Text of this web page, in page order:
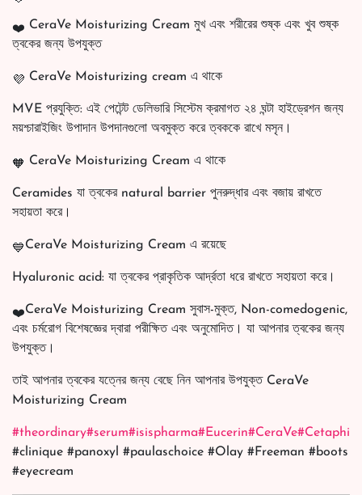
CeraVe Moisturizing Cream মুখ এবং শরীরের শুষ্ক এবং খুব শুষ্ক
ত্বকের জন্য উপযুক্ত
CeraVe Moisturizing cream এ থাকে
MVE প্রযুক্তি: এই পেটেন্ট ডেলিভারি সিস্টেম ক্রমাগত ২৪ ঘন্টা হাইড্রেশন জন্য
ময়শ্চারাইজিং উপাদান উপদানগুলো অবমুক্ত করে ত্বককে রাখে মসৃন।
CeraVe Moisturizing Cream এ থাকে
Ceramides যা ত্বকের natural barrier পুনরুদ্ধার এবং বজায় রাখতে
সহায়তা করে।
CeraVe Moisturizing Cream এ রয়েছে
Hyaluronic acid: যা ত্বকের প্রাকৃতিক আর্দ্রতা ধরে রাখতে সহায়তা করে।
CeraVe Moisturizing Cream সুবাস-মুক্ত, Non-comedogenic,
এবং চর্মরোগ বিশেষজ্ঞের দ্বারা পরীক্ষিত এবং অনুমোদিত। যা আপনার ত্বকের জন্য
উপযুক্ত।
তাই আপনার ত্বকের যত্নের জন্য বেছে নিন আপনার উপযুক্ত CeraVe
Moisturizing Cream
#theordinary#serum#isispharma#Eucerin#CeraVe#Cetaphil
#clinique #panoxyl #paulaschoice #Olay #Freeman #boots
#eyecream